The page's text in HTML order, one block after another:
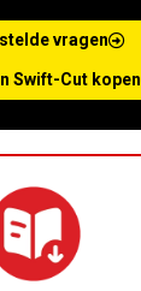
vragen
Swift-Cut kopen